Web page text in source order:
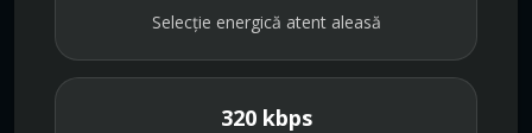
Selecție energică atent aleasă
320 kbps